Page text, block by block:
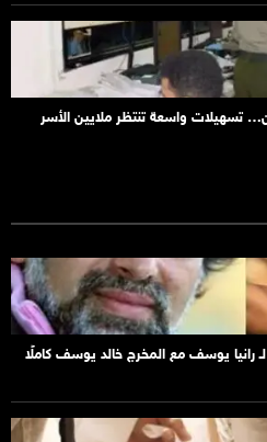
تسهيلات واسعة تنتظر ملايين الأسر
رانيا يوسف مع المخرج خالد يوسف كاملًا